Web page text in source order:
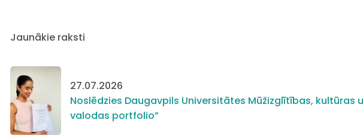
Jaunākie raksti
27.07.2026
Noslēdzies Daugavpils Universitātes Mūžizglītības,
valodas portfolio”